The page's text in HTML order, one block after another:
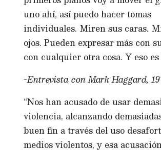
uno ahí, así puedo hacer tomas
individuales. Miren sus caras.
ojos. Pueden expresar más con
con cualquier otra cosa. Y eso es
-Entrevista con Mark Haggard,
“Nos han acusado de usar
violencia, alcanzando
buen fin a través del uso
medios violentos, y esa